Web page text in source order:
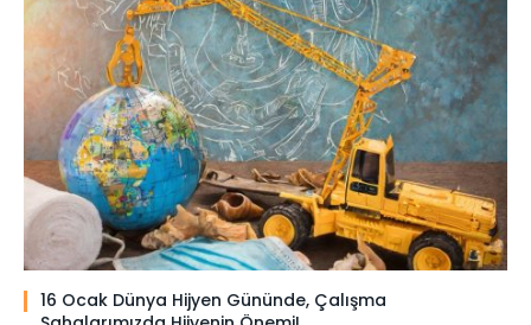
16 Ocak Dünya Hijyen Gününde, Çalışma